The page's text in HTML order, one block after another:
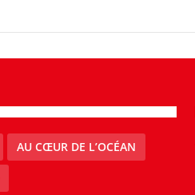
AU CŒUR DE L’OCÉAN